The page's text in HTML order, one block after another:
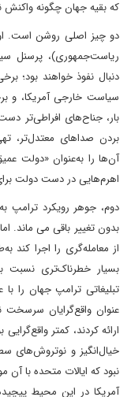
که بقیه جهان چگونه واکنش
دو چیز اصلی روشن است.
ریاست‌جمهوری)، پرسنل
دنبال نفوذ خواهند بود؛
سیاست خارجی آمریکا، و
بار، جناح‌های افراطی‌تر
بردن صداهای معتدل‌تر،
آن‌ها را به‌عنوان «دولت
اهرم‌هایی در دست دولت
دوم، جوهر رویکرد ترامپ
بدون تغییر باقی می ماند.
از معامله‌گری را اجرا
بسیار خطرناک‌تری نسبت
تبلیغاتی ترامپ جهان را
عنوان واقع‌گرایان سرسخت
ارائه کردند، کمتر
خیال‌انگیز و نوتروش‌های
نبود که ایالات متحده با آن
آمریکا در این محیط